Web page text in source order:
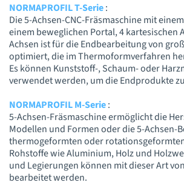
NORMAPROFIL T-Serie:
Die 5-Achsen-CNC-Fräsmaschine mit
einem beweglichen Portal, 4 kartesischen
Achsen ist für die Endbearbeitung von
optimiert, die im Thermoformverfahren
Es können Kunststoff-, Schaum- oder
verwendet werden, um die Endprodukte
NORMAPROFIL M-Serie:
5-Achsen-Fräsmaschine ermöglicht die
Modellen und Formen oder die 5-Achsen-
thermogeformten oder
Rohstoffe wie Aluminium, Holz und
und Legierungen können mit dieser Art
bearbeitet werden.